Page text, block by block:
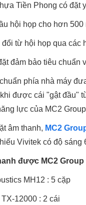
Tiền Phong có đặt
hội họp cho hơn
từ hội họp qua các
đảm bảo tiêu chuẩn
phía nhà máy
được cái "gật đầu"
lực của MC2
âm thanh, MC2
Vivitek có độ sáng
được MC2
MH12 : 5 cặp
12000 : 2 cái